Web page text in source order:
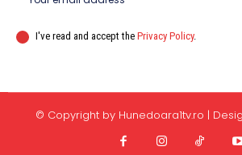
I've read and accept the Privacy Policy.
© Copyright by Hunedoara1tv.ro |